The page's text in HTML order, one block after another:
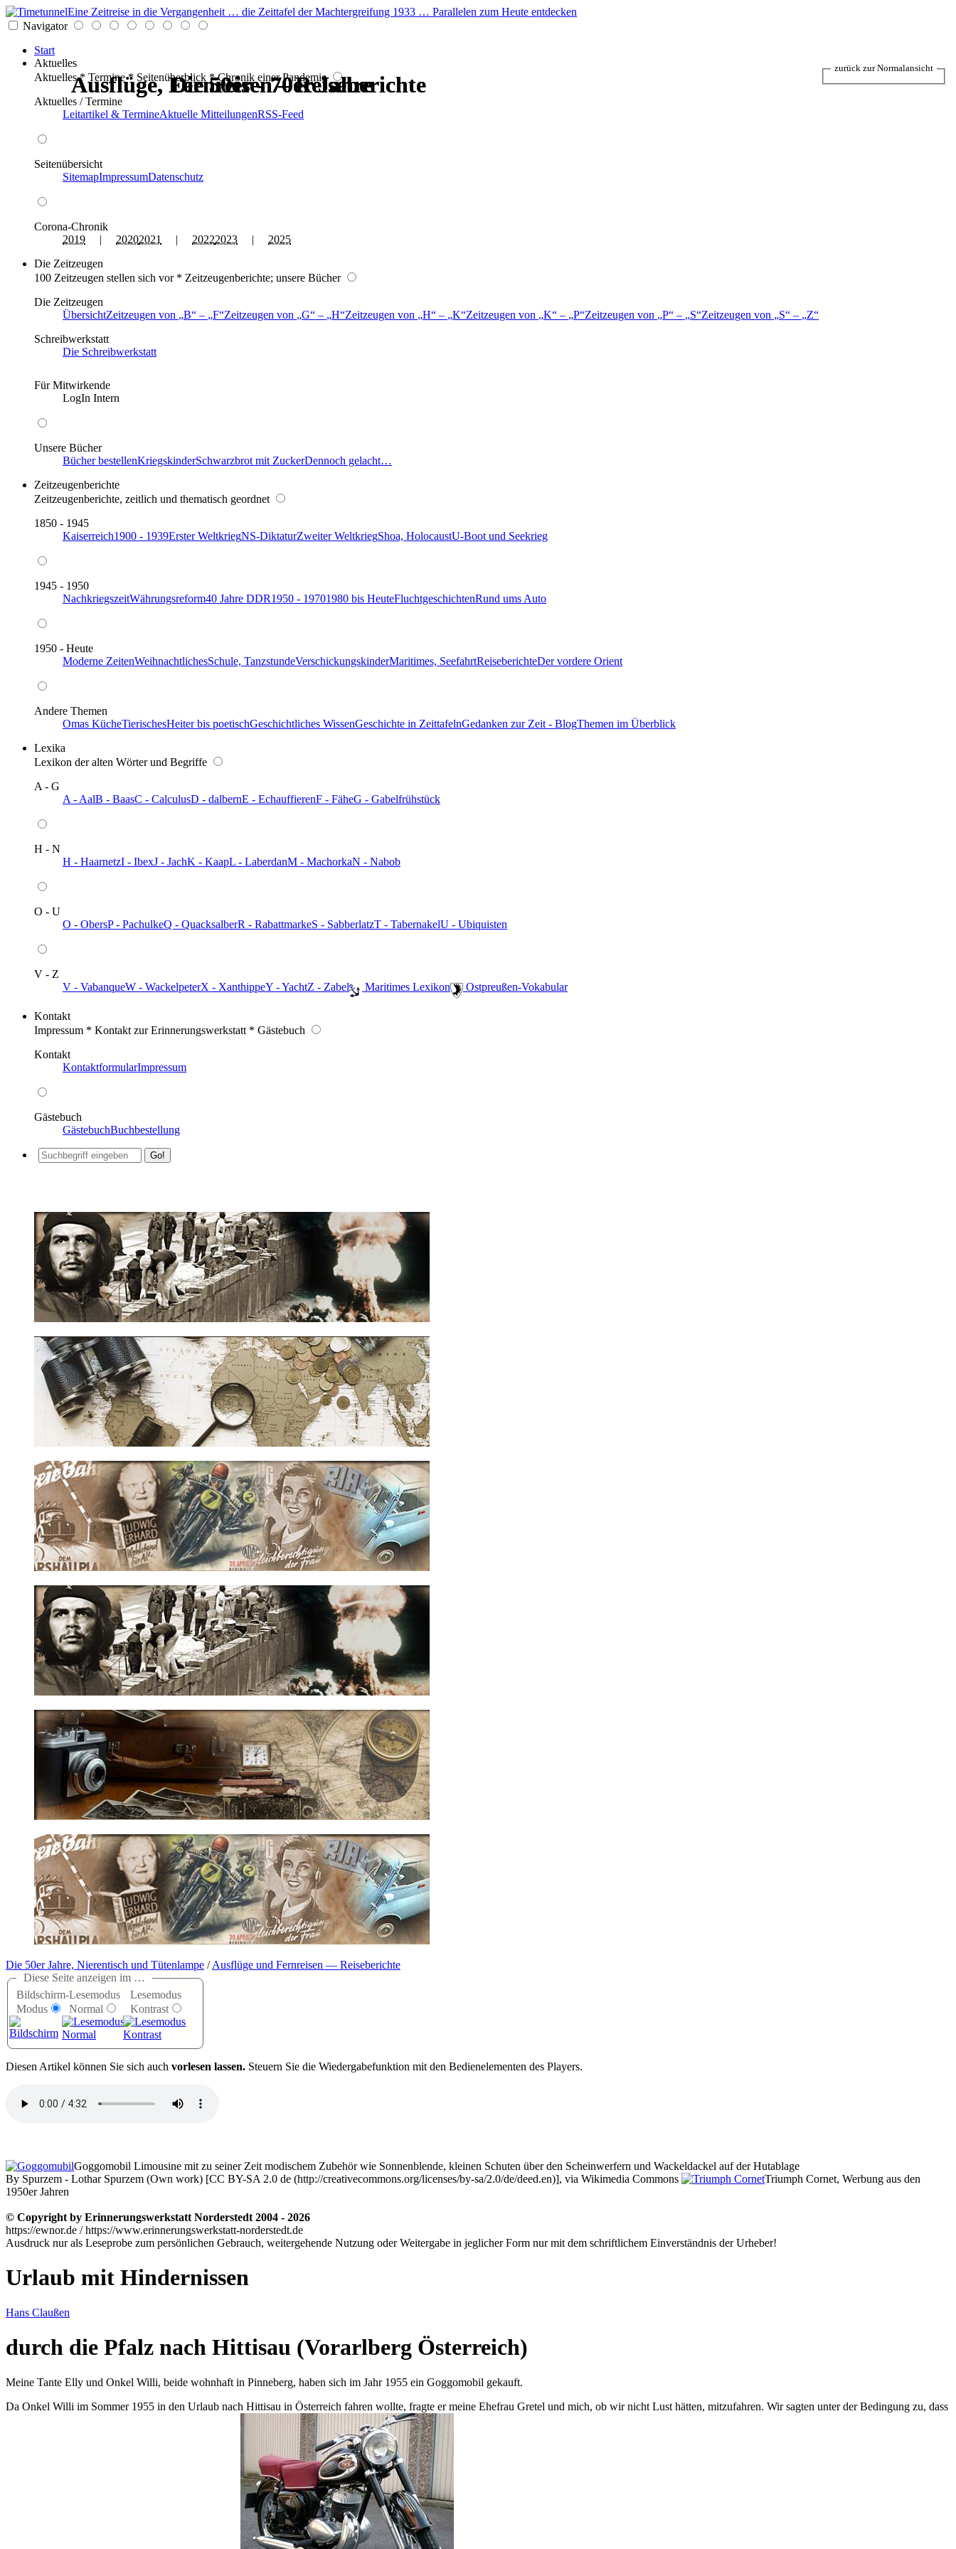
Eine Zeitreise in die Vergangenheit … die Zeittafel der Machtergreifung 1933 … Parallelen zum Heute entdecken
Navigator
Start
Aktuelles
Aktuelles * Termine * Seitenüberblick * Chronik einer Pandemie
Aktuelles / Termine
Leitartikel & TermineAktuelle MitteilungenRSS-Feed
Seitenübersicht
SitemapImpressumDatenschutz
Corona-Chronik
2019 | 20202021 | 20222023 | 2025
Die Zeitzeugen
100 Zeitzeugen stellen sich vor * Zeitzeugenberichte; unsere Bücher
Die Zeitzeugen
ÜbersichtZeitzeugen von B – F Zeitzeugen von G – H Zeitzeugen von H – K Zeitzeugen von K – P Zeitzeugen von P – S Zeitzeugen von S –
Z
Schreibwerkstatt
Die Schreibwerkstatt
Für Mitwirkende
LogIn Intern
Unsere Bücher
Bücher bestellenKriegskinderSchwarzbrot mit ZuckerDennoch gelacht…
Zeitzeugenberichte
Zeitzeugenberichte, zeitlich und thematisch geordnet
1850 - 1945
Kaiserreich1900 - 1939Erster WeltkriegNS-DiktaturZweiter WeltkriegShoa, HolocaustU-Boot und Seekrieg
1945 - 1950
NachkriegszeitWährungsreform40 Jahre DDR1950 - 19701980 bis HeuteFluchtgeschichtenRund ums Auto
1950 - Heute
Moderne ZeitenWeihnachtlichesSchule, TanzstundeVerschickungskinderMaritimes, SeefahrtReiseberichteDer vordere Orient
Andere Themen
Omas KücheTierischesHeiter bis poetischGeschichtliches WissenGeschichte in ZeittafelnGedanken zur Zeit - BlogThemen im Überblick
Lexika
Lexikon der alten Wörter und Begriffe
A - G
A - AalB - BaasC - CalculusD - dalbernE - EchauffierenF - FäheG - Gabelfrühstück
H - N
H - HaarnetzI - IbexJ - JachK - KaapL - LaberdanM - MachorkaN - Nabob
O - U
O - ObersP - PachulkeQ - QuacksalberR - RabattmarkeS - SabberlatzT - TabernakelU - Ubiquisten
V - Z
V - VabanqueW - WackelpeterX - XanthippeY - YachtZ - Zabel ️ Maritimes Lexikon ️ Ostpreußen-Vokabular
Kontakt
Impressum * Kontakt zur Erinnerungswerkstatt * Gästebuch
Kontakt
KontaktformularImpressum
Gästebuch
GästebuchBuchbestellung
Die 50er - 70er Jahre
Ausflüge, Fernreisen – Reiseberichte
Die 50er - 70er Jahre
Die 50er - 70er Jahre
Ausflüge, Fernreisen – Reiseberichte
Die 50er - 70er Jahre
Die 50er Jahre, Nierentisch und Tütenlampe /Ausflüge und Fernreisen — Reiseberichte
Diese Seite anzeigen im …
Bildschirm-
Modus
Lesemodus
Normal
Lesemodus
Kontrast
Diesen Artikel können Sie sich auch vorlesen lassen. Steuern Sie die Wiedergabefunktion mit den Bedienelementen des Players.
Goggomobil Limousine mit zu seiner Zeit modischem Zubehör wie Sonnenblende, kleinen Schuten über den Scheinwerfern und Wackeldackel auf der Hutablage
By Spurzem - Lothar Spurzem (Own work) [CC BY-SA 2.0 de (http://creativecommons.org/licenses/by-sa/2.0/de/deed.en)], via Wikimedia Commons
Triumph Cornet, Werbung aus den
1950er Jahren
© Copyright by Erinnerungswerkstatt Norderstedt 2004 - 2026
https://ewnor.de / https://www.erinnerungswerkstatt-norderstedt.de
Ausdruck nur als Leseprobe zum persönlichen Gebrauch, weitergehende Nutzung oder Weitergabe in jeglicher Form nur mit dem schriftlichem Einverständnis der Urheber!
zurück zur Normalansicht
Urlaub mit Hindernissen
Hans Claußen
durch die Pfalz nach Hittisau (Vorarlberg Österreich)
Meine Tante Elly und Onkel Willi, beide wohnhaft in Pinneberg, haben sich im Jahr 1955 ein Goggomobil gekauft.
Da Onkel Willi im Sommer 1955 in den Urlaub nach Hittisau in Österreich fahren wollte, fragte er meine Ehefrau Gretel und mich, ob wir nicht Lust hätten, mitzufahren. Wir sagten unter der Bedingung zu, dass